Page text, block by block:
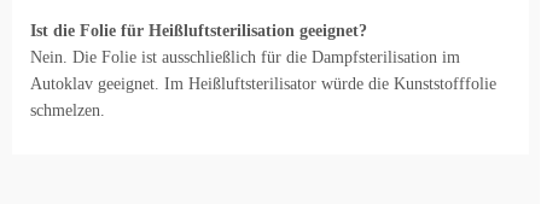
Ist die Folie für Heißluftsterilisation geeignet?
Nein. Die Folie ist ausschließlich für die Dampfsterilisation im
Autoklav geeignet. Im Heißluftsterilisator würde die Kunststofffolie
schmelzen.